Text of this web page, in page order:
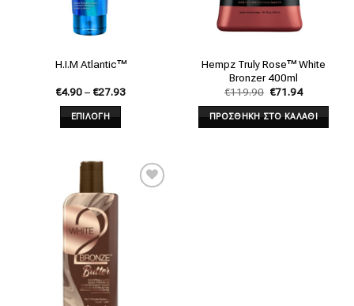
H.I.M Atlantic™
€4.90– €27.93
ΕΠΙΛΟΓΗ
Hempz Truly Rose™ White
Bronzer 400ml
€119.90 €71.94
ΠΡΟΣΘΗΚΗ ΣΤΟ ΚΑΛΑΘΙ